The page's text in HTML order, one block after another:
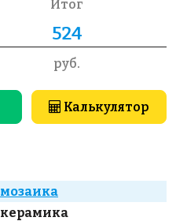
Итог
руб.
Калькулятор
мозаика
керамика